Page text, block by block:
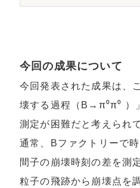
今回の成果について
今回発表された成果は、
壊する過程（B→π⁰π⁰ ）
測定が困難だと考えられ
通常、Bファクトリーで
間子の崩壊時刻の差を測
粒子の飛跡から崩壊点を